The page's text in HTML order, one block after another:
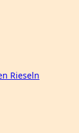
Rieseln